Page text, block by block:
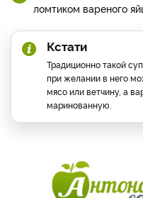
ломтиком вареного
Кстати
Традиционно такой
при желании в него
мясо или ветчину, а
маринованную.